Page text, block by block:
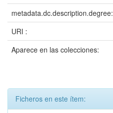
metadata.dc.description.degree:
URI :
Aparece en las colecciones:
Ficheros en este ítem: